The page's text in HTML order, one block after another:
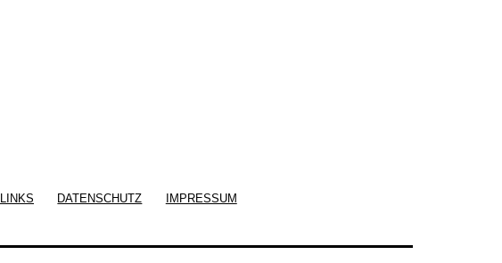
LINKS DATENSCHUTZ IMPRESSUM